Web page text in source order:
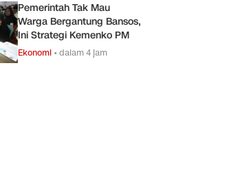
Pemerintah Tak Mau
Warga Bergantung Bansos,
Ini Strategi Kemenko PM
Ekonomi •dalam 4 jam